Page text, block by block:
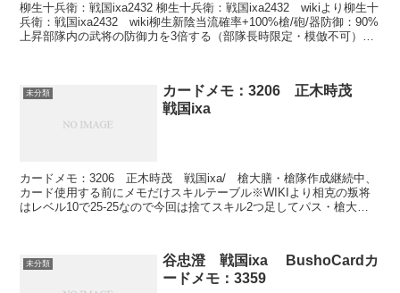
柳生十兵衛：戦国ixa2432 柳生十兵衛：戦国ixa2432 wikiより柳生十
兵衛：戦国ixa2432 wiki柳生新陰当流確率+100%槍/砲/器防御：90%
上昇部隊内の武将の防御力を3倍する（部隊長時限定・模倣不可）眠
未分類
カードメモ：3206 正木時茂
戦国ixa
カードメモ：3206 正木時茂 戦国ixa/ 槍大膳・槍隊作成継続中、
カード使用する前にメモだけスキルテーブル※WIKIより相克の叛将
はレベル10で25-25なので今回は捨てスキル2つ足してパス・槍大
未分類
谷忠澄 戦国ixa BushoCardカ
ードメモ：3359